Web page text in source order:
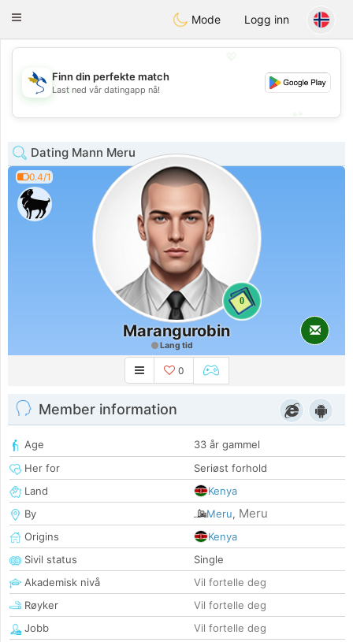
SvenskaDating
Toggle
Mode Logg inn
💖
💕
Finn din perfekte match
Last ned vår datingapp nå!
Dating Mann Meru
0.4/1
0
Marangurobin
Lang tid
0
Member information
Age
33 år gammel
Her for
Seriøst forhold
Land
Kenya
By
Meru, Meru
Origins
Kenya
Sivil status
Single
Akademisk nivå
Vil fortelle deg
Røyker
Vil fortelle deg
Jobb
Vil fortelle deg